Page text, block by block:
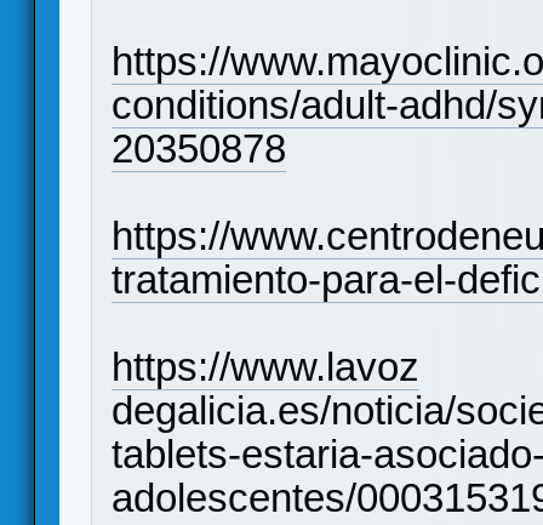
https://
conditions/adult-adhd/
20350878
https://
tratamiento-para-el-
https://www.lavoz
degalicia.es/noticia/
tablets-estaria-
adolescentes/